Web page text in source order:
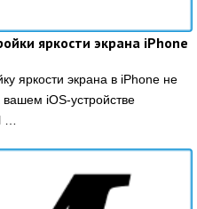
яркости экрана iPhone
яркости экрана в iPhone не
iOS-устройстве
…